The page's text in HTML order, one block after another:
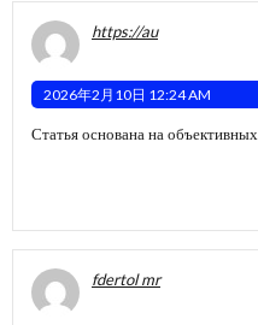
https://au
2026年2月10日 12:24 AM
Статья основана на
fdertol mr